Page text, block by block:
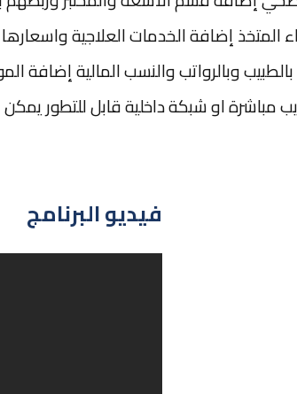
إضافة الخدمات العلاجية واسعارها
وبالرواتب والنسب المالية إضافة
مباشرة او شبكة داخلية قابل للتطور يمكن
فيديو البرنامج